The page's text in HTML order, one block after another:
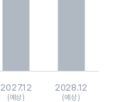
2027.12
(예상)
2028.12
(예상)